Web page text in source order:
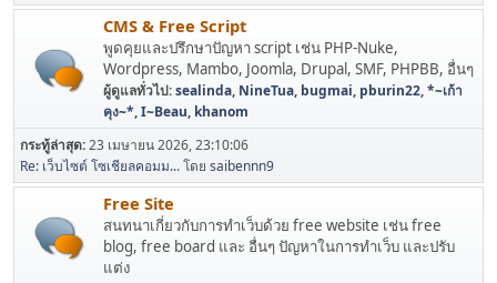
CMS & Free Script
พูดคุยและปรึกษาปัญหา script เช่น PHP-Nuke,
Wordpress, Mambo, Joomla, Drupal, SMF, PHPBB, อื่นๆ
ผู้ดูแลทั่วไป:sealinda, NineTua, bugmai, pburin22,*~เก้า
คุง~*,I~Beau, khanom
กระทู้ล่าสุด:23 เมษายน 2026, 23:10:06
Re: เว็บไซต์ โซเชียลคอมม...โดย saibennn9
Free Site
สนทนาเกี่ยวกับการทำเว็บด้วย free website เช่น free
blog, free board และ อื่นๆ ปัญหาในการทำเว็บ และปรับ
แต่ง